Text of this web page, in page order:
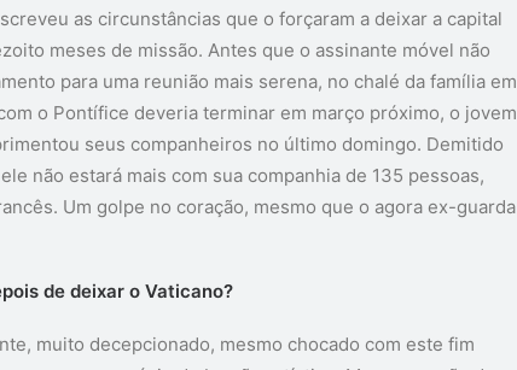
as circunstâncias que o forçaram a deixar a capital
meses de missão. Antes que o assinante móvel não
para uma reunião mais serena, no chalé da família em
o Pontífice deveria terminar em março próximo, o jovem
seus companheiros no último domingo. Demitido
não estará mais com sua companhia de 135 pessoas,
Um golpe no coração, mesmo que o agora ex-guarda
de deixar o Vaticano?
muito decepcionado, mesmo chocado com este fim